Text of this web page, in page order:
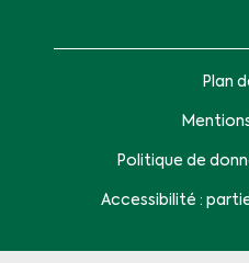
Plan
Politique de
Accessibilité :